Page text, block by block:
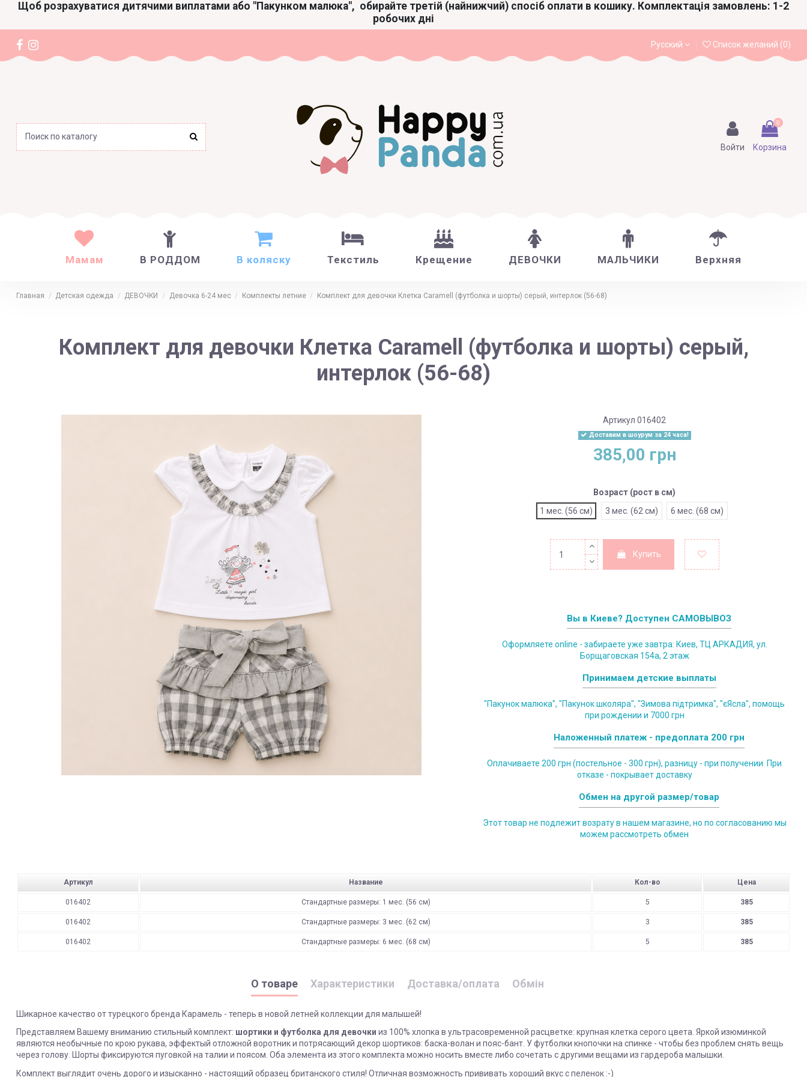
Щоб розрахуватися дитячими виплатами або "Пакунком малюка", обирайте третій (найнижчий) спосіб оплати в кошику. Комплектація замовлень: 1-2
робочих дні
Русский Список желаний (0)
Войти
0
Корзина
Мамам В РОДДОМ В коляску Текстиль Крещение ДЕВОЧКИ МАЛЬЧИКИ Верхняя
Главная Детская одежда ДЕВОЧКИ Девочка 6-24 мес Комплекты летние Комплект для девочки Клетка Caramell (футболка и шорты) серый, интерлок (56-68)
Комплект для девочки Клетка Caramell (футболка и шорты) серый,
интерлок (56-68)
Артикул 016402
Доставим в шоурум за 24 часа!
385,00 грн
Возраст (рост в см)
1 мес. (56 см)
3 мес. (62 см) 6 мес. (68 см)
Купить
Вы в Киеве? Доступен САМОВЫВОЗ
Оформляете online - забираете уже завтра: Киев, ТЦ АРКАДИЯ, ул.
Борщаговская 154а, 2 этаж
Принимаем детские выплаты
"Пакунок малюка", "Пакунок школяра", "Зимова підтримка", "єЯсла", помощь
при рождении и 7000 грн
Наложенный платеж - предоплата 200 грн
Оплачиваете 200 грн (постельное - 300 грн), разницу - при получении. При
отказе - покрывает доставку
Обмен на другой размер/товар
Этот товар не подлежит возрату в нашем магазине, но по согласованию мы
можем рассмотреть обмен
Артикул Название Кол-во Цена
016402 Стандартные размеры: 1 мес. (56 см) 5 385
016402 Стандартные размеры: 3 мес. (62 см) 3 385
016402 Стандартные размеры: 6 мес. (68 см) 5 385
О товаре Характеристики Доставка/оплата Обмін
Шикарное качество от турецкого бренда Карамель - теперь в новой летней коллекции для малышей!
Представляем Вашему вниманию стильный комплект: шортики и футболка для девочки из 100% хлопка в ультрасовременной расцветке: крупная клетка серого цвета. Яркой изюминкой
являются необычные по крою рукава, эффектый отложной воротник и потрясающий декор шортиков: баска-волан и пояс-бант. У футболки кнопочки на спинке - чтобы без проблем снять вещь
через голову. Шорты фиксируются пуговкой на талии и поясом. Оба элемента из этого комплекта можно носить вместе либо сочетать с другими вещами из гардероба малышки.
Комплект выглядит очень дорого и изысканно - настоящий образец британского стиля! Отличная возможность прививать хороший вкус с пеленок :-)